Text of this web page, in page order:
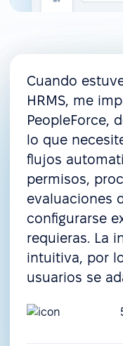
Cuando
HRMS, me
PeopleForce,
lo que
flujos
permisos,
evaluaciones
configurarse
requieras. La
intuitiva, por
usuarios se